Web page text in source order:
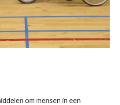
om mensen in een